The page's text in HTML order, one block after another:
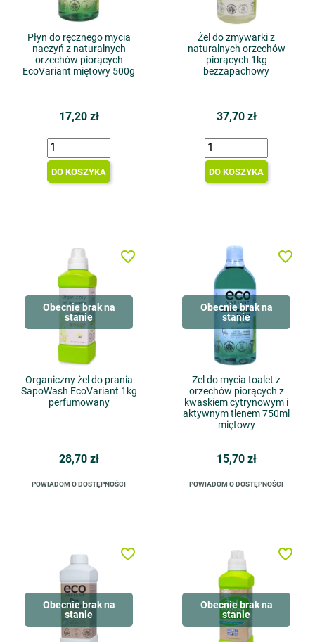
Płyn do ręcznego mycia
naczyń z naturalnych
orzechów piorących
EcoVariant miętowy 500g
17,20 zł
DO KOSZYKA
Żel do zmywarki z
naturalnych orzechów
piorących 1kg
bezzapachowy
37,70 zł
DO KOSZYKA
Obecnie brak na
stanie
Organiczny żel do prania
SapoWash EcoVariant 1kg
perfumowany
28,70 zł
POWIADOM O DOSTĘPNOŚCI
favorite_border
Obecnie brak na
stanie
Żel do mycia toalet z
orzechów piorących z
kwaskiem cytrynowym i
aktywnym tlenem 750ml
miętowy
15,70 zł
POWIADOM O DOSTĘPNOŚCI
favorite_border
Obecnie brak na
stanie
favorite_border
Obecnie brak na
stanie
favorite_border